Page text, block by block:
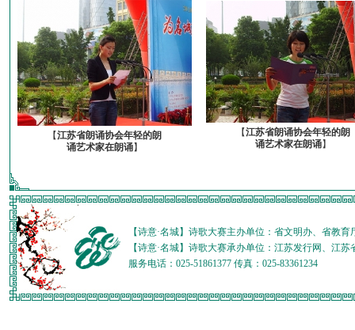
【江苏省朗诵协会年轻的朗
诵艺术家在朗诵】
【江苏省朗诵协会年轻的朗
诵艺术家在朗诵】
【诗意·名城】诗歌大赛主办单位：省文明办、省教
【诗意·名城】诗歌大赛承办单位：江苏发行网、江
服务电话：025-51861377 传真：025-83361234